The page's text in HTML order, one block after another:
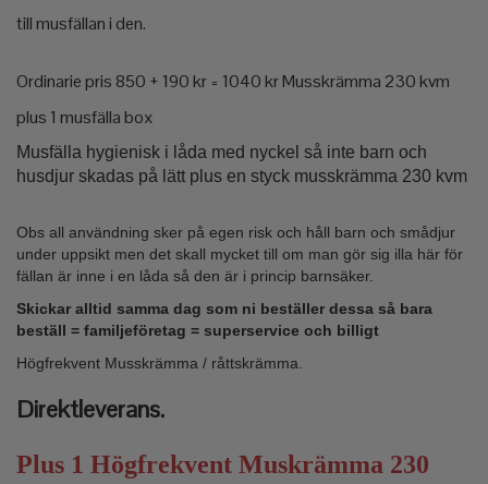
till musfällan i den.
Ordinarie pris 850 + 190 kr = 1040 krMusskrämma 230 kvm
plus 1 musfälla box
Musfälla hygienisk i låda med nyckel så inte barn och
husdjur skadas på lätt plus en styck musskrämma 230 kvm
Obs all användning sker på egen risk och håll barn och smådjur
under uppsikt men det skall mycket till om man gör sig illa här för
fällan är inne i en låda så den är i princip barnsäker.
Skickar alltid samma dag som ni beställer dessa så bara
beställ = familjeföretag = superservice och billigt
Högfrekvent Musskrämma / råttskrämma.
Direktleverans.
Plus 1 Högfrekvent Muskrämma 230